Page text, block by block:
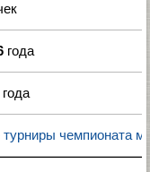
года
года
чемпионата